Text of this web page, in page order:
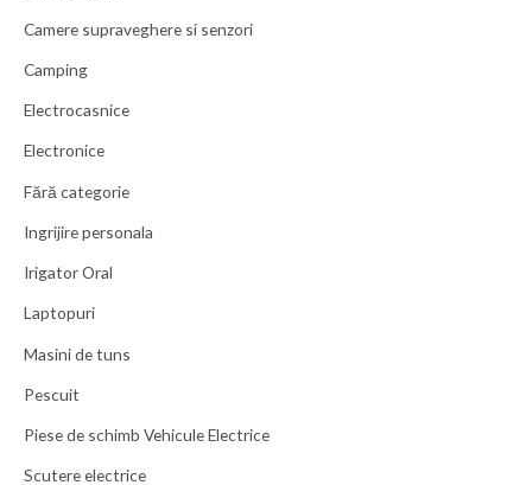
Camere supraveghere si senzori
Camping
Electrocasnice
Electronice
Fără categorie
Ingrijire personala
Irigator Oral
Laptopuri
Masini de tuns
Pescuit
Piese de schimb Vehicule Electrice
Scutere electrice